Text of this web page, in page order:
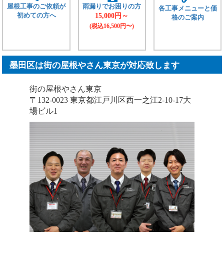
屋根工事のご依頼が
初めての方へ
雨漏りでお困りの方
15,000円～
(税込16,500円〜)
各工事メニューと価
格のご案内
墨田区は街の屋根やさん東京が対応致します
街の屋根やさん東京
〒132-0023 東京都江戸川区西一之江2-10-17大
場ビル1